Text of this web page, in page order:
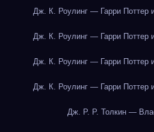
Дж. К. Роулинг — Гарри Поттер
Дж. К. Роулинг — Гарри Поттер
Дж. К. Роулинг — Гарри Поттер
Дж. К. Роулинг — Гарри Поттер
Дж. Р. Р. Толкин —